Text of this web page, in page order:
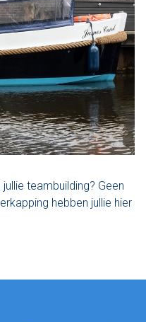
teambuilding? Geen
hebben jullie hier